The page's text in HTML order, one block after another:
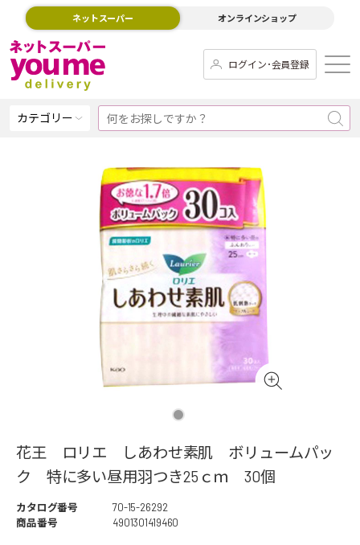
ネットスーパー オンラインショップ
ログイン･会員登録
カテゴリー
花王 ロリエ しあわせ素肌 ボリュームパッ
ク 特に多い昼用羽つき25ｃｍ 30個
カタログ番号
70-15-26292
商品番号
4901301419460